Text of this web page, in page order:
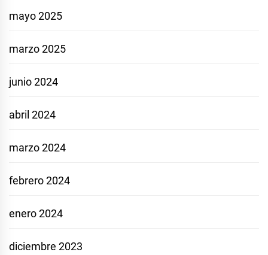
mayo 2025
marzo 2025
junio 2024
abril 2024
marzo 2024
febrero 2024
enero 2024
diciembre 2023